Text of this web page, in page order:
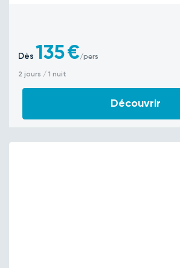
Dès 135€/pers
2 jours / 1 nuit
Découvrir